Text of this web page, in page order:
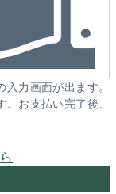
力画面が出ます。
お支払い完了後、